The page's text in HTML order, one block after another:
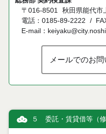
〒016-8501 秋田県能代市
電話：0185-89-2222
E-mail：
メールでのお
５ 委託・賃貸借等（修